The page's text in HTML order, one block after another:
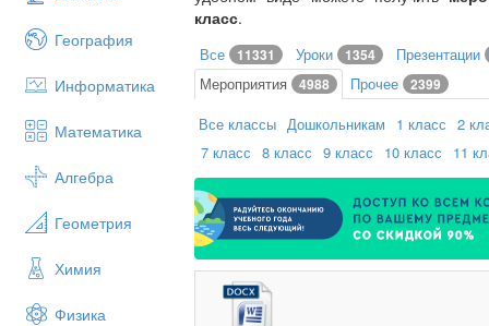
География
Информатика
Математика
Алгебра
Геометрия
Химия
Физика
класс.
Все 11331 Уроки 1354
Презентации
Мероприятия 4988 Прочее 2399
Все классы Дошкольникам 1 класс 2
7 класс 8 класс 9 класс 10 класс 11